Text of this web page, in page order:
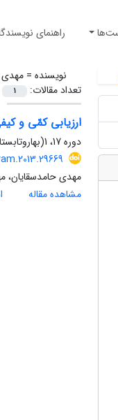
راهنمای
نویسنده =مهدی
تعداد مقالات:
1
ارزیابی کمّی و
دوره 17، 1(بهاروتابستان 1391)، زمستان 1391، صفحه
مهدی حامدسقایان،
مشاهده مقاله